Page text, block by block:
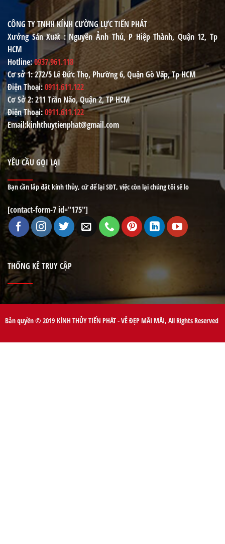
CÔNG TY TNHH KÍNH CƯỜNG LỰC TIẾN PHÁT
Xưởng Sản Xuất: Nguyễn Ảnh Thủ, P Hiệp Thành, Quận 12, Tp
HCM
Hotline:0937.961.118
Cơ sở 1: 272/5 Lê Đức Thọ, Phường 6, Quận Gò Vấp, Tp HCM
Điện Thoại:0911.611.122
Cơ Sở 2: 211 Trần Não, Quận 2, TP HCM
Điện Thoại:0911.611.122
Email:kinhthuytienphat@gmail.com
YÊU CẦU GỌI LẠI
Bạn cần lắp đặt kính thủy, cứ để lại SĐT, việc còn lại chúng tôi sẽ lo
[contact-form-7 id="175"]
THỐNG KÊ TRUY CẬP
Bản quyền © 2019 KÍNH THỦY TIẾN PHÁT - VẺ ĐẸP MÃI MÃI, All Rights Reserved